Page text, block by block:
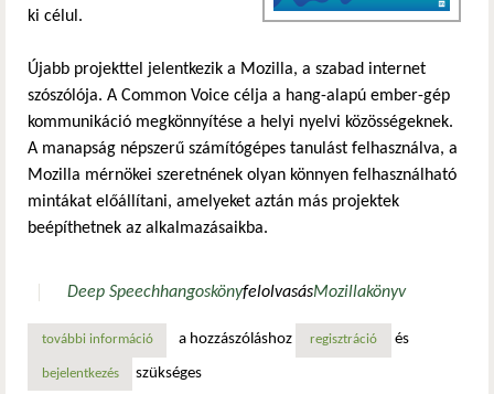
ki célul.
Újabb projekttel jelentkezik a Mozilla, a szabad internet
szószólója. A Common Voice célja a hang-alapú ember-gép
kommunikáció megkönnyítése a helyi nyelvi közösségeknek.
A manapság népszerű számítógépes tanulást felhasználva, a
Mozilla mérnökei szeretnének olyan könnyen felhasználható
mintákat előállítani, amelyeket aztán más projektek
beépíthetnek az alkalmazásaikba.
Deep SpeechhangoskönyfelolvasásMozillakönyv
további információlegyél te (is) magyarország hangja! tartalommal
a hozzászóláshoz regisztráció és
bejelentkezés szükséges